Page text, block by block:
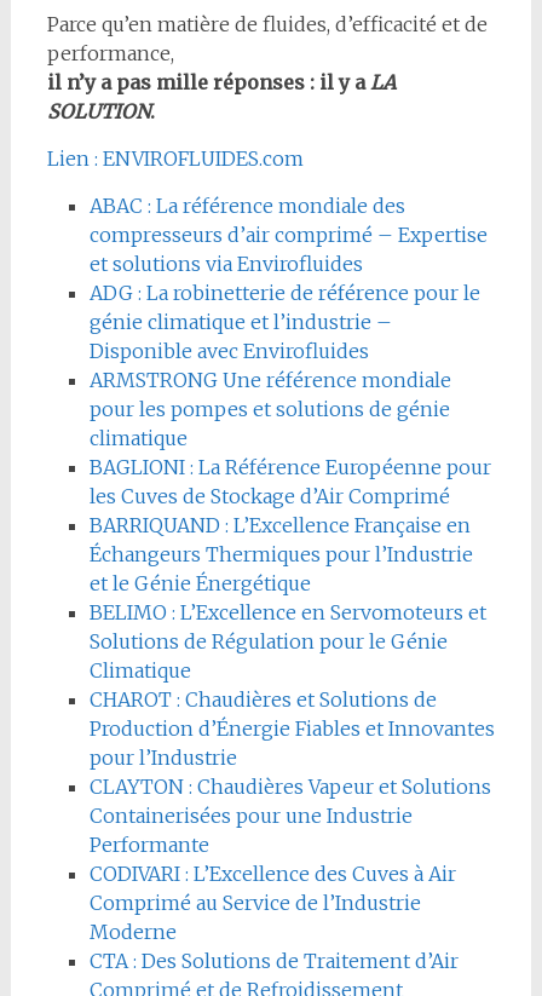
Parce qu’en matière de fluides, d’efficacité et de
performance,
il n’y a pas mille réponses : il y a LA
SOLUTION.
Lien : ENVIROFLUIDES.com
ABAC : La référence mondiale des
compresseurs d’air comprimé – Expertise
et solutions via Envirofluides
ADG : La robinetterie de référence pour le
génie climatique et l’industrie –
Disponible avec Envirofluides
ARMSTRONG Une référence mondiale
pour les pompes et solutions de génie
climatique
BAGLIONI : La Référence Européenne pour
les Cuves de Stockage d’Air Comprimé
BARRIQUAND : L’Excellence Française en
Échangeurs Thermiques pour l’Industrie
et le Génie Énergétique
BELIMO : L’Excellence en Servomoteurs et
Solutions de Régulation pour le Génie
Climatique
CHAROT : Chaudières et Solutions de
Production d’Énergie Fiables et Innovantes
pour l’Industrie
CLAYTON : Chaudières Vapeur et Solutions
Containerisées pour une Industrie
Performante
CODIVARI : L’Excellence des Cuves à Air
Comprimé au Service de l’Industrie
Moderne
CTA : Des Solutions de Traitement d’Air
Comprimé et de Refroidissement